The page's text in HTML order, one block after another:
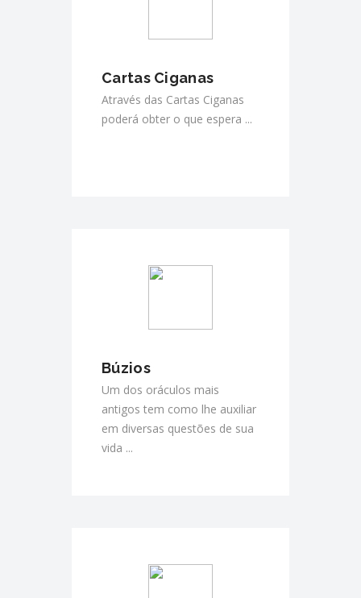
Cartas Ciganas
Através das Cartas Ciganas
poderá obter o que espera ...
Búzios
Um dos oráculos mais
antigos tem como lhe auxiliar
em diversas questões de sua
vida ...